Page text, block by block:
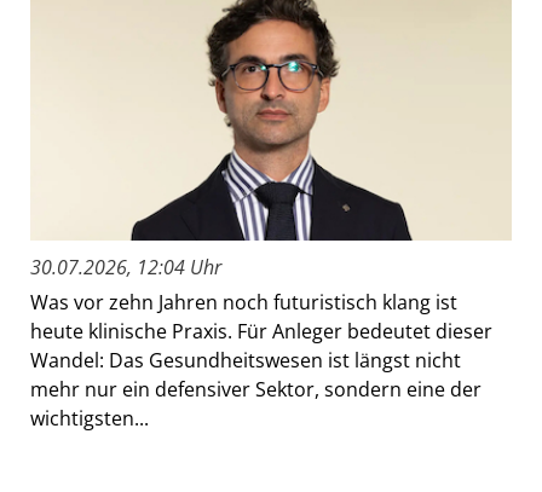
30.07.2026, 12:04 Uhr
Was vor zehn Jahren noch futuristisch klang ist
heute klinische Praxis. Für Anleger bedeutet dieser
Wandel: Das Gesundheitswesen ist längst nicht
mehr nur ein defensiver Sektor, sondern eine der
wichtigsten...